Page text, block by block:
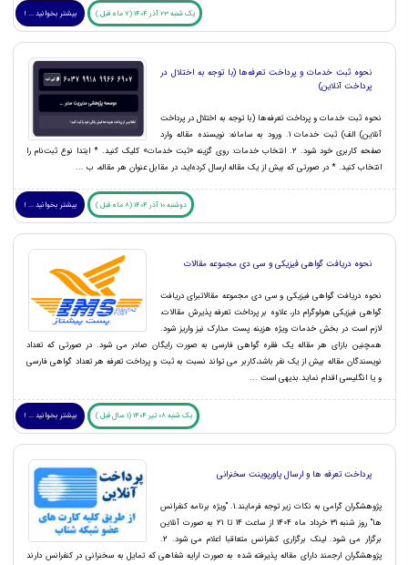
یک شنبه 23 آذر 1404 (7 ماه قبل ) بیشتر بخوانید ... !
نحوه ثبت خدمات و پرداخت تعرفه‌ها (با توجه به اختلال در
پرداخت آنلاین)
نحوه ثبت خدمات و پرداخت تعرفه‌ها (با توجه به اختلال در پرداخت
آنلاین) الف) ثبت خدمات 1. ورود به سامانه: نویسنده مقاله وارد
صفحه کاربری خود شود. 2. انتخاب خدمات: روی گزینه «ثبت خدمات» کلیک کنید. * ابتدا نوع ثبت‌نام را
انتخاب کنید. * در صورتی که بیش از یک مقاله ارسال کرده‌اید، در مقابل عنوان هر مقاله، ب ...
دوشنبه 10 آذر 1404 (8 ماه قبل ) بیشتر بخوانید ... !
نحوه دریافت گواهی فیزیکی و سی دی مجموعه مقالات
نحوه دریافت گواهی فیزیکی و سی دی مجموعه مقالاتبرای دریافت
گواهی فیزیکی هولوگرام دار، علاوه بر پرداخت تعرفه پذیرش مقالات،
لازم است در بخش خدمات ویژه هزینه پست مدارک نیز واریز شود.
همچنین بازای هر مقاله یک فقره گواهی فارسی به صورت رایگان صادر می شود. در صورتی که تعداد
نویسندگان مقاله بیش از یک نفر باشد،کاربر می تواند نسبت به ثبت و پرداخت تعرفه هر تعداد گواهی فارسی
و یا انگلیسی اقدام نماید.بدیهی است ...
یک شنبه 08 تیر 1404 (1 سال قبل ) بیشتر بخوانید ... !
پرداخت تعرفه ها و ارسال پاورپوینت سخنرانی
پژوهشگران گرامی به نکات زیر توجه فرمایند.1. "ویژه برنامه کنفرانس
ها" روز شنبه 31 خرداد ماه 1404 از ساعت 14 تا 21 به صورت آنلاین
برگزار می شود. لینک برگزاری کنفرانس متعاقبا اعلام می شود. 2.
پژوهشگران ارجمند دارای مقاله پذیرفته شده به صورت ارایه شفاهی که تمایل به سخنرانی در کنفرانس دارند